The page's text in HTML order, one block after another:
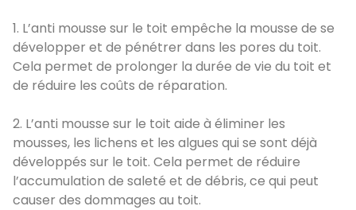
1. L’anti mousse sur le toit empêche la mousse de se
développer et de pénétrer dans les pores du toit.
Cela permet de prolonger la durée de vie du toit et
de réduire les coûts de réparation.
2. L’anti mousse sur le toit aide à éliminer les
mousses, les lichens et les algues qui se sont déjà
développés sur le toit. Cela permet de réduire
l’accumulation de saleté et de débris, ce qui peut
causer des dommages au toit.